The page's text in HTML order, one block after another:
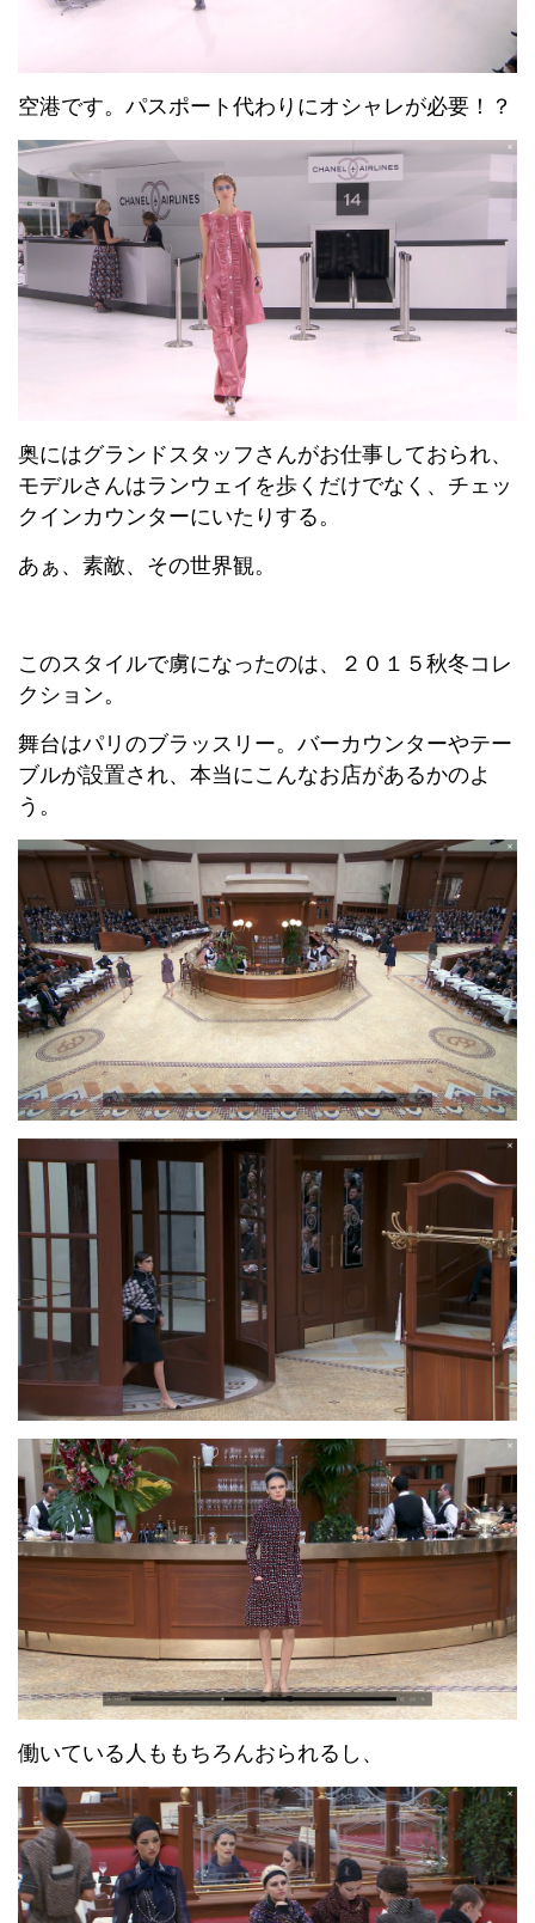
空港です。パスポート代わりにオシャレが必要！？
奥にはグランドスタッフさんがお仕事しておられ、
モデルさんはランウェイを歩くだけでなく、チェッ
クインカウンターにいたりする。
あぁ、素敵、その世界観。
このスタイルで虜になったのは、２０１５秋冬コレ
クション。
舞台はパリのブラッスリー。バーカウンターやテー
ブルが設置され、本当にこんなお店があるかのよ
う。
働いている人ももちろんおられるし、